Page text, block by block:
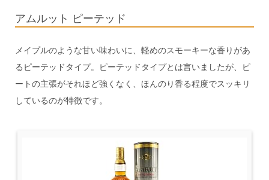
アムルット ピーテッド
メイプルのような甘い味わいに、軽めのスモーキーな香りがあ
るピーテッドタイプ。ピーテッドタイプとは言いましたが、ピ
ートの主張がそれほど強くなく、ほんのり香る程度でスッキリ
しているのが特徴です。